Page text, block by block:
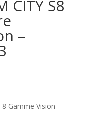
CITY S8
–